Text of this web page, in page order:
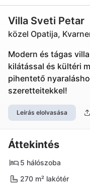
Villa Sveti Petar
közel Opatija,
Modern és tágas
kilátással és kültéri
pihentető
szeretteitekkel!
Leírás elolvasása
Áttekintés
5 hálószoba
270 m² lakótér